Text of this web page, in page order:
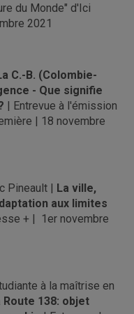
du Monde" d'Ici
2021
C.-B. (Colombie-
- Que signifie
| Entrevue à l'émission
| 18 novembre
Pineault | La ville,
aux limites
+ | 1er novembre
à la maîtrise en
138: objet